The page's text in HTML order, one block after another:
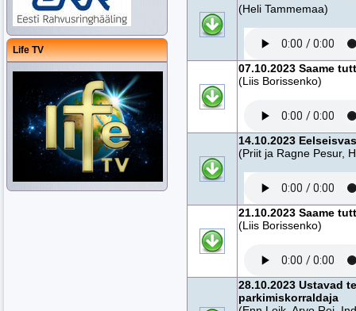
Life TV
(Heli Tammemaa)
07.10.2023 Saame
(Liis Borissenko)
14.10.2023
(Priit ja Ragne Pesur,
21.10.2023 Saame
(Liis Borissenko)
28.10.2023 Ustavad
parkimiskorraldaja